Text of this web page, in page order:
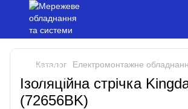
Каталог Електромонтажне
Ізоляційна стрічка
(72656BK)